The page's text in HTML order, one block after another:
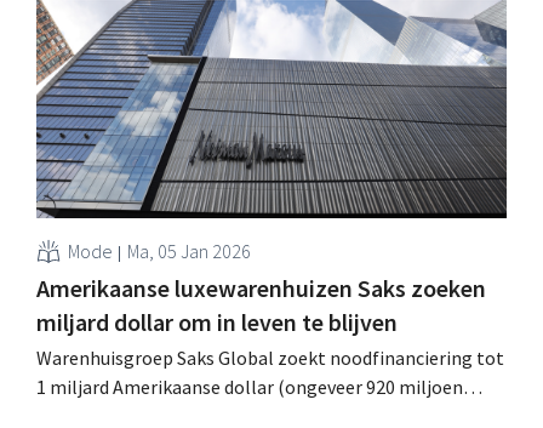
gingen ook de Belgische en Nederlandse afdelingen
failliet. .
Mode Ma, 05 Jan 2026
Amerikaanse luxewarenhuizen Saks zoeken
miljard dollar om in leven te blijven
Warenhuisgroep Saks Global zoekt noodfinanciering tot
1 miljard Amerikaanse dollar (ongeveer 920 miljoen